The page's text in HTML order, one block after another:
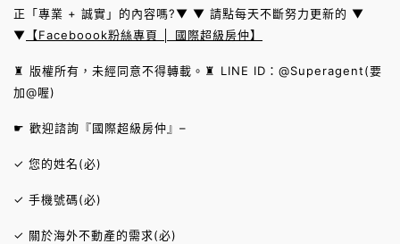
正「專業 + 誠實」的內容嗎?▼ ▼ 請點每天不斷努力更新的 ▼
▼ 【Faceboook粉絲專頁 │ 國際超級房仲】
♜ 版權所有，未經同意不得轉載。♜ LINE ID：@Superagent(要
加@喔)
☛ 歡迎諮詢『國際超級房仲』–
✓ 您的姓名(必)
✓ 手機號碼(必)
✓ 關於海外不動產的需求(必)